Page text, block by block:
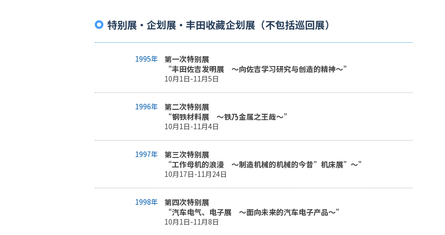
特别展・企划展・丰田收藏企划展（不包括巡回展）
1995年
第一次特别展
“丰田佐吉发明展 ～向佐吉学习研究与创造的精神～”
10月1日-11月5日
1996年
第二次特别展
“钢铁材料展 ～铁乃金属之王哉～”
10月1日-11月4日
1997年
第三次特别展
“工作母机的浪漫 ～制造机械的机械的今昔”机床展”～”
10月17日-11月24日
1998年
第四次特别展
“汽车电气、电子展 ～面向未来的汽车电子产品～”
10月1日-11月8日